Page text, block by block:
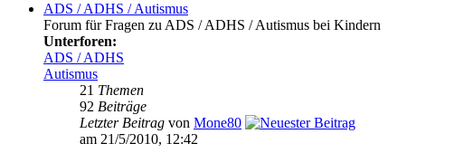
ADS / ADHS / Autismus
Forum für Fragen zu ADS / ADHS / Autismus bei Kindern
Unterforen:
ADS / ADHS
Autismus
21 Themen
92 Beiträge
Letzter Beitrag von Mone80
am 21/5/2010, 12:42